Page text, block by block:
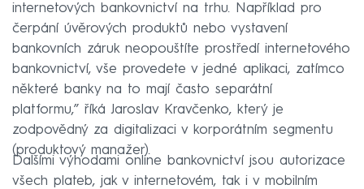
internetových bankovnictví na trhu. Například pro
čerpání úvěrových produktů nebo vystavení
bankovních záruk neopouštíte prostředí internetového
bankovnictví, vše provedete v jedné aplikaci, zatímco
některé banky na to mají často separátní
platformu,” říká Jaroslav Kravčenko, který je
zodpovědný za digitalizaci v korporátním segmentu
(produktový manažer).
Dalšími výhodami online bankovnictví jsou autorizace
všech plateb, jak v internetovém, tak i v mobilním